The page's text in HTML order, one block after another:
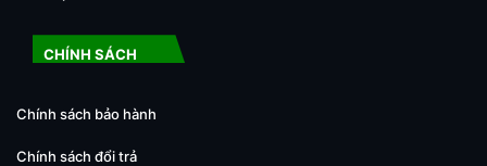
CHÍNH SÁCH
Chính sách bảo hành
Chính sách đổi trả